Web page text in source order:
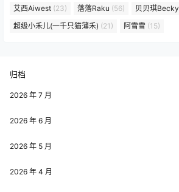
艾西Aiwest (23) 落落Raku (56) 贝贝琪Becky
超级小禾儿(一千只猫薄禾) (21) 阿雪雪 (15)
归档
2026 年 7 月
2026 年 6 月
2026 年 5 月
2026 年 4 月